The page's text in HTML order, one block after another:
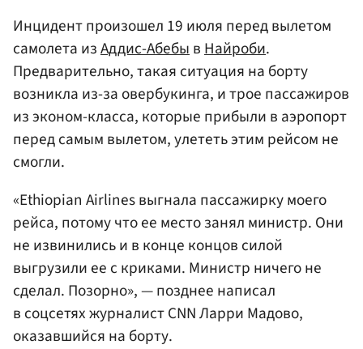
Инцидент произошел 19 июля перед вылетом
самолета изАддис-АбебывНайроби.
Предварительно, такая ситуация на борту
возникла из-за овербукинга, и трое пассажиров
из эконом-класса, которые прибыли в аэропорт
перед самым вылетом, улететь этим рейсом не
смогли.
«Ethiopian Airlines выгнала пассажирку моего
рейса, потому что ее место занял министр. Они
не извинились и в конце концов силой
выгрузили ее с криками. Министр ничего не
сделал. Позорно», — позднее написал
в соцсетях журналист CNN Ларри Мадово,
оказавшийся на борту.